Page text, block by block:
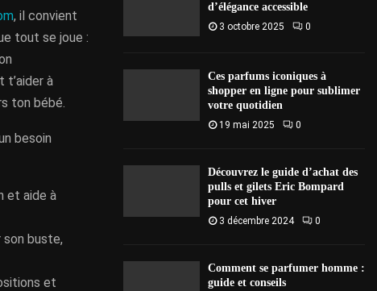
, il convient
tout se joue :
t’aider à
ton bébé.
besoin
et aide à
buste,
et
d’élégance accessible
3 octobre 2025 0
Ces parfums iconiques à
shopper en ligne pour sublimer
votre quotidien
19 mai 2025 0
Découvrez le guide d’achat des
pulls et gilets Eric Bompard
pour cet hiver
3 décembre 2024 0
Comment se parfumer homme :
guide et conseils